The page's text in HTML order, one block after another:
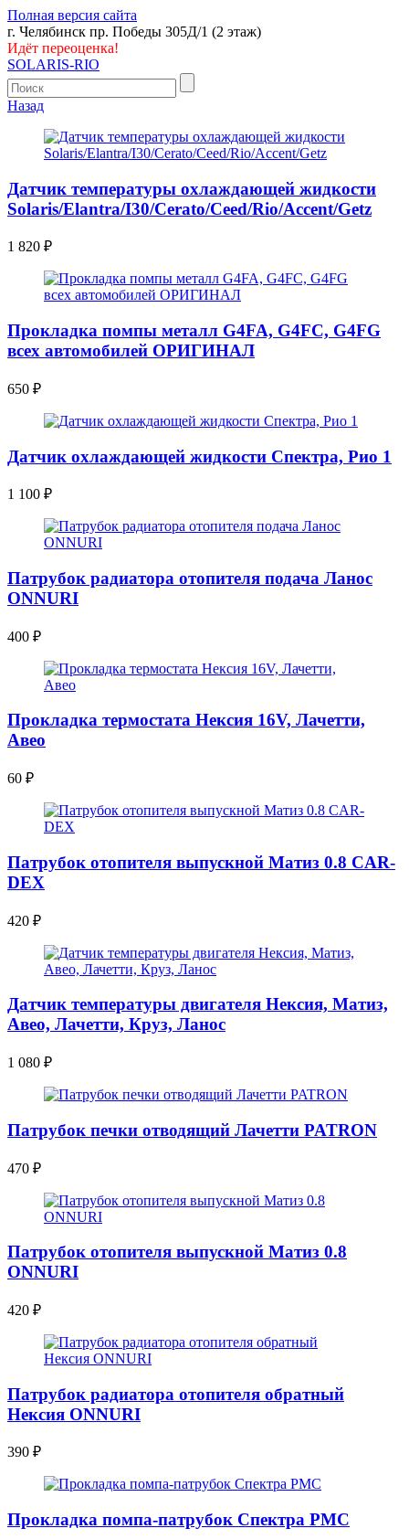
Полная версия сайта
г. Челябинск пр. Победы 305Д/1 (2 этаж)
Идёт переоценка!
SOLARIS-RIO
Назад
Датчик температуры охлаждающей жидкости
Solaris/Elantra/I30/Cerato/Ceed/Rio/Accent/Getz
1 820 ₽
Прокладка помпы металл G4FA, G4FC, G4FG
всех автомобилей ОРИГИНАЛ
650 ₽
Датчик охлаждающей жидкости Спектра, Рио 1
1 100 ₽
Патрубок радиатора отопителя подача Ланос
ONNURI
400 ₽
Прокладка термостата Нексия 16V, Лачетти,
Авео
60 ₽
Патрубок отопителя выпускной Матиз 0.8 CAR-
DEX
420 ₽
Датчик температуры двигателя Нексия, Матиз,
Авео, Лачетти, Круз, Ланос
1 080 ₽
Патрубок печки отводящий Лачетти PATRON
470 ₽
Патрубок отопителя выпускной Матиз 0.8
ONNURI
420 ₽
Патрубок радиатора отопителя обратный
Нексия ONNURI
390 ₽
Прокладка помпа-патрубок Спектра PMC